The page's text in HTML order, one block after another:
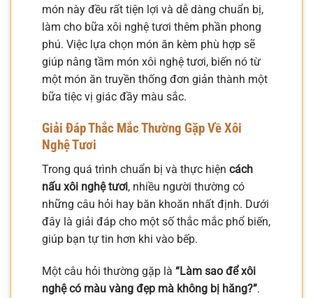
món này đều rất tiện lợi và dễ dàng chuẩn bị,
làm cho bữa xôi nghệ tươi thêm phần phong
phú. Việc lựa chọn món ăn kèm phù hợp sẽ
giúp nâng tầm món xôi nghệ tươi, biến nó từ
một món ăn truyền thống đơn giản thành một
bữa tiệc vị giác đầy màu sắc.
Giải Đáp Thắc Mắc Thường Gặp Về Xôi
Nghệ Tươi
Trong quá trình chuẩn bị và thực hiện cách
nấu xôi nghệ tươi, nhiều người thường có
những câu hỏi hay băn khoăn nhất định. Dưới
đây là giải đáp cho một số thắc mắc phổ biến,
giúp bạn tự tin hơn khi vào bếp.
Một câu hỏi thường gặp là “Làm sao để xôi
nghệ có màu vàng đẹp mà không bị hăng?”.